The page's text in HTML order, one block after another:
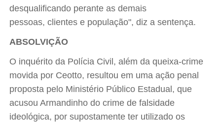
desqualificando perante as demais
pessoas, clientes e população", diz a sentença.
ABSOLVIÇÃO
O inquérito da Polícia Civil, além da queixa-crime
movida por Ceotto, resultou em uma ação penal
proposta pelo Ministério Público Estadual, que
acusou Armandinho do crime de falsidade
ideológica, por supostamente ter utilizado os